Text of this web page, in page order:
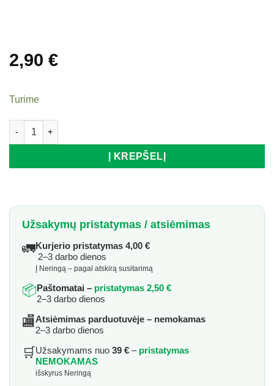
2,90 €
Turime
produkto kiekis: Rinkinys DR. SANTE HUGS AND KISSES
Į KREPŠELĮ
Užsakymų pristatymas / atsiėmimas
🚛Kurjerio pristatymas 4,00 €
2–3 darbo dienos
Į Neringą – pagal atskirą susitarimą
📦Paštomatai – pristatymas 2,50 €
2–3 darbo dienos
🏬Atsiėmimas parduotuvėje – nemokamas
2–3 darbo dienos
🛒Užsakymams nuo 39 € – pristatymas
NEMOKAMAS
išskyrus Neringą